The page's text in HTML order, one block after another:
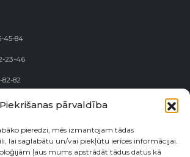
Piekrišanas pārvaldība
pieredzi, mēs izmantojam tādas
lai saglabātu un/vai piekļūtu ierīces informācijai.
ļaus mums apstrādāt tādus datus kā
45-84
23-46
82-82